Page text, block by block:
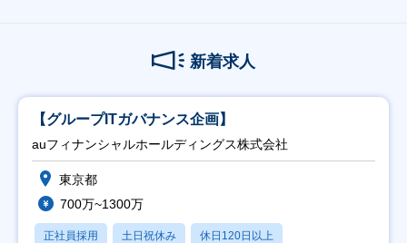
新着求人
【グループITガバナンス企画】
auフィナンシャルホールディングス株式会社
東京都
700万~1300万
正社員採用 土日祝休み 休日120日以上